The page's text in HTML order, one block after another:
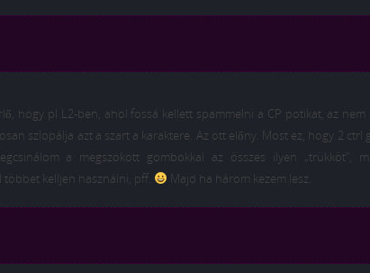
hogy pl L2-ben, ahol fossá kellett spammelni a CP potikat, az nem
szlopálja azt a szart a karaktere. Az ott előny. Most ez, hogy 2 ctrl
a megszokott gombokkal az összes ilyen „trükköt”,
kelljen használni, pff.
Majd ha három kezem lesz.